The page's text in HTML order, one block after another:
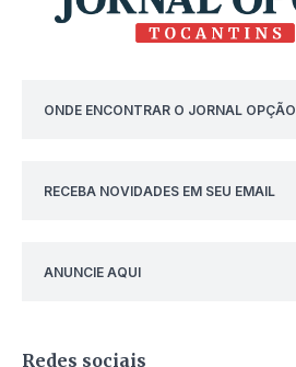
ONDE ENCONTRAR O JORNAL OPÇÃO
RECEBA NOVIDADES EM SEU EMAIL
ANUNCIE AQUI
Redes sociais